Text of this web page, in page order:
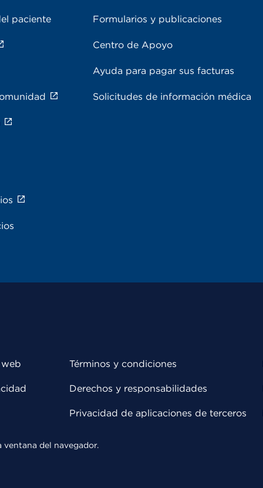
paciente Formularios y publicaciones
Centro de Apoyo
Ayuda para pagar sus facturas
Solicitudes de información médica
Términos y condiciones
Derechos y responsabilidades
Privacidad de aplicaciones de terceros
ventana del navegador.